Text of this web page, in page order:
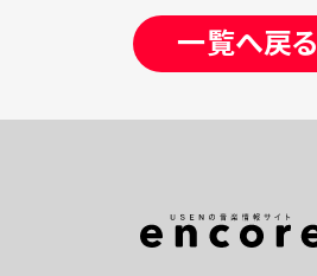
一覧へ戻る